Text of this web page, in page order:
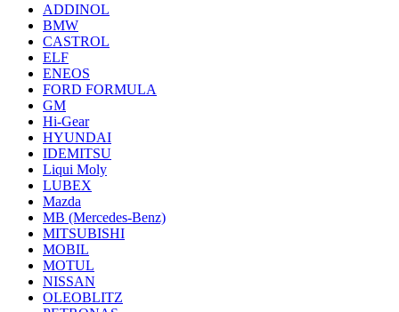
ADDINOL
BMW
CASTROL
ELF
ENEOS
FORD FORMULA
GM
Hi-Gear
HYUNDAI
IDEMITSU
Liqui Moly
LUBEX
Mazda
MB (Mercedes-Вenz)
MITSUBISHI
MOBIL
MOTUL
NISSAN
OLEOBLITZ